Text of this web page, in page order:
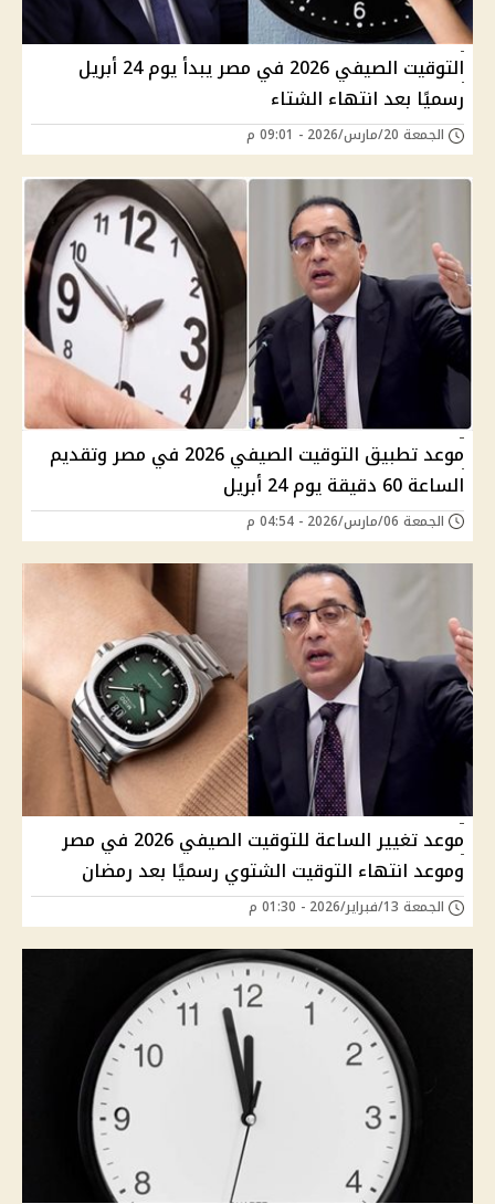
التوقيت الصيفي 2026 في مصر يبدأ يوم 24 أبريل
رسميًا بعد انتهاء الشتاء
الجمعة 20/مارس/2026 - 09:01 م
موعد تطبيق التوقيت الصيفي 2026 في مصر وتقديم
الساعة 60 دقيقة يوم 24 أبريل
الجمعة 06/مارس/2026 - 04:54 م
موعد تغيير الساعة للتوقيت الصيفي 2026 في مصر
وموعد انتهاء التوقيت الشتوي رسميًا بعد رمضان
الجمعة 13/فبراير/2026 - 01:30 م